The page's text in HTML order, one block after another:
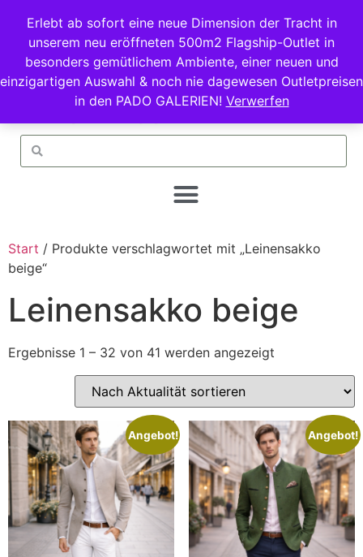
Erlebt ab sofort eine neue Dimension der Tracht in
unserem neu eröffneten 500m2 Flagship-Outlet in
besonders gemütlichem Ambiente, einer neuen und
einzigartigen Auswahl & noch nie dagewesen Outletpreisen
in den PADO GALERIEN! Verwerfen
Start / Produkte verschlagwortet mit „Leinensakko
beige“
Leinensakko beige
Ergebnisse 1 – 32 von 41 werden angezeigt
Angebot! Angebot!